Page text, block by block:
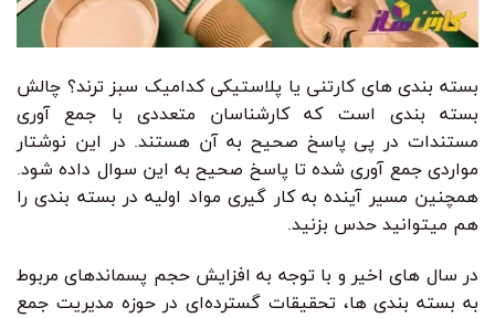
بسته بندی های کارتنی یا پلاستیکی کدامیک سبز ترند؟ چالش
بسته بندی است که کارشناسان متعددی با جمع آوری
مستندات در پی پاسخ صحیح به آن هستند. در این نوشتار
مواردی جمع آوری شده تا پاسخ صحیح به این سوال داده شود.
همچنین مسیر آینده به کار گیری مواد اولیه در بسته بندی را
هم میتوانید حدس بزنید.
در سال های اخیر و با توجه به افزایش حجم پسماندهای مربوط
به بسته بندی ها، تحقیقات گسترده‌ای در حوزه مدیریت جمع